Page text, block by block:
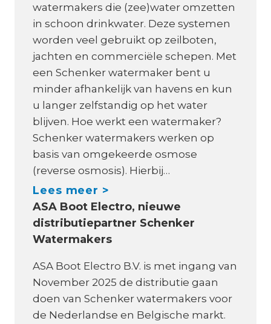
watermakers die (zee)water omzetten
in schoon drinkwater. Deze systemen
worden veel gebruikt op zeilboten,
jachten en commerciële schepen. Met
een Schenker watermaker bent u
minder afhankelijk van havens en kun
u langer zelfstandig op het water
blijven. Hoe werkt een watermaker?
Schenker watermakers werken op
basis van omgekeerde osmose
(reverse osmosis). Hierbij…
Lees meer >
a
t
z
ASA Boot Electro, nieuwe
distributiepartner Schenker
Watermakers
ASA Boot Electro B.V. is met ingang van
November 2025 de distributie gaan
doen van Schenker watermakers voor
de Nederlandse en Belgische markt.